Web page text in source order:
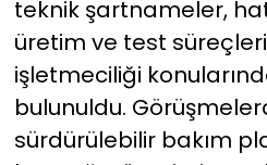
teknik şartnameler,
üretim ve test
işletmeciliği
bulunuldu.
sürdürülebilir bakım